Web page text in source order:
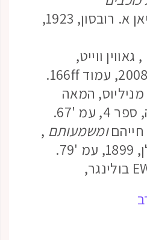
, ויויאן א. רובסון, 1923,
, גאווין ווייט,
מניליוס, המאה
עמ '67.
חייהםומשמעותם ,